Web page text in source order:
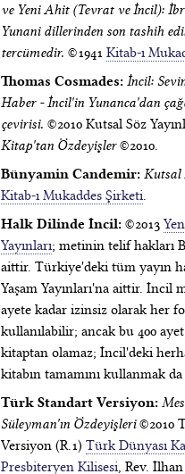
ve Yeni Ahit (Tevrat ve İncil):
Yunani dillerinden son tashih
tercümedir. ©1941 Kitab-ı
Thomas Cosmades: İncil:
Haber - İncil'in Yunanca'dan
çevirisi. ©2010 Kutsal Söz
Kitap'tan Özdeyişler©2010.
Bünyamin Candemir: Kutsal
Kitab-ı Mukaddes Şirketi.
Halk Dilinde İncil: ©2013
Yayınları; metinin telif hakları
aittir. Türkiye'deki tüm yayın
Yaşam Yayınları'na aittir. İncil
ayete kadar izinsiz olarak her
kullanılabilir; ancak bu 400
kitaptan olamaz; İncil'deki
kitabın tamamını kullanmak
Türk Standart Versiyon:
Süleyman'ın Özdeyişleri©2010
Versiyon (R.1) Türk Dünyası
Presbiteryen Kilisesi, Rev.